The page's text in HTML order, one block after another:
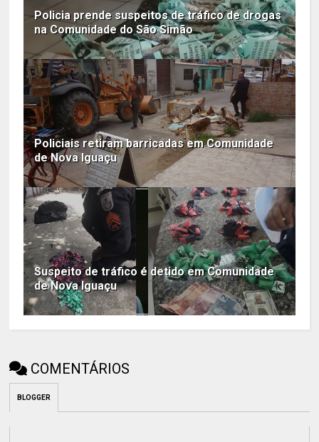
Policia prende suspeitos de tráfico de drogas
na Comunidade do São Simão
Policiais retiram barricadas em Comunidade
de Nova Iguaçu
Suspeito de tráfico é detido em Comunidade
de Nova Iguaçu
COMENTÁRIOS
BLOGGER